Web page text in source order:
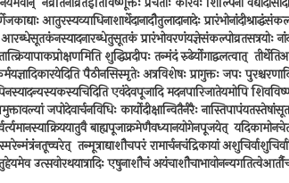
आतुरस्यव्याधिनाशार्थेदानादौतुलादानादेः
आरब्धेसूतकंनस्यादनारब्धेतुसूतकं प्रारंभोवरणंयज्ञेसंकल्पोव्रतसत्रयोः
शुद्धिप्रदीपः तन्मंदं रुढेर्योगाद्वलत्वात्
पैठीनसिस्मृतेः अत्रविशेषः प्रागुक्तः जपः
एवंदेवपूजादि मदनपारिजातेयमोपि
जपोदेवार्चनविधिः कार्योदीक्षान्वितैर्नरैः
बाह्यपूजाक्रमेणैवध्यानयोगेनपूजयेत्
तन्मूत्राद्याशौचपरं रामार्चनचंद्रिकायां
उत्सवोरथयात्रादिः एषुनाशौचं